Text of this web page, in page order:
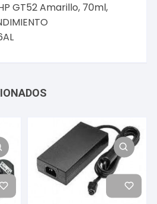
GT52 Amarillo, 70ml,